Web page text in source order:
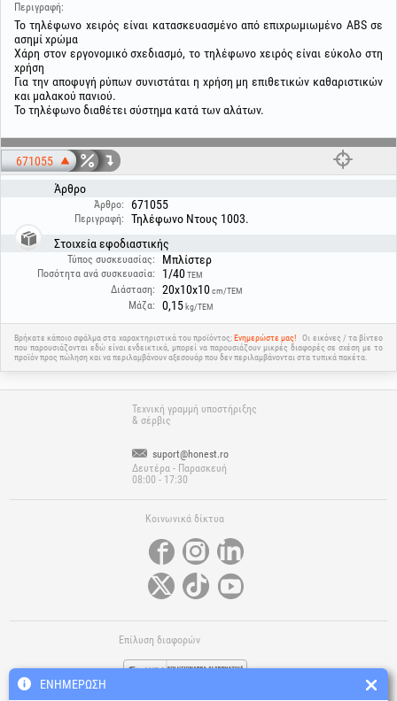
Περιγραφή:
Το τηλέφωνο χειρός είναι κατασκευασμένο από επιχρωμιωμένο ABS σε
ασημί χρώμα
Χάρη στον εργονομικό σχεδιασμό, το τηλέφωνο χειρός είναι εύκολο στη
χρήση
Για την αποφυγή ρύπων συνιστάται η χρήση μη επιθετικών καθαριστικών
και μαλακού πανιού.
Το τηλέφωνο διαθέτει σύστημα κατά των αλάτων.
671055
Άρθρο
Άρθρο: 671055
Περιγραφή:
Τηλέφωνο Ντους 1003.
Στοιχεία εφοδιαστικής
Τύπος συσκευασίας: Μπλίστερ
Ποσότητα ανά συσκευασία: 1/40ΤΕΜ
Διάσταση: 20x10x10cm/ΤΕΜ
Μάζα: 0,15 kg/ΤΕΜ
Βρήκατε κάποιο σφάλμα στα χαρακτηριστικά του προϊόντος;Ενημερώστε μας!
Οι εικόνες / τα βίντεο
που παρουσιάζονται εδώ είναι ενδεικτικά, μπορεί να παρουσιάζουν μικρές διαφορές σε σχέση με το
προϊόν προς πώληση και να περιλαμβάνουν αξεσουάρ που δεν περιλαμβάνονται στα τυπικά πακέτα.
Τεχνική γραμμή υποστήριξης
& σέρβις
suport@honest.ro
Δευτέρα - Παρασκευή
08:00 - 17:30
Κοινωνικά δίκτυα
Επίλυση διαφορών
ΕΝΗΜΈΡΩΣΗ